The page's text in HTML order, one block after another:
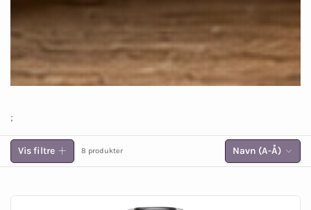
;
Vis filtre 8 produkter Navn (A-Å)